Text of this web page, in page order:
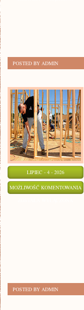
POSTED BY ADMIN
LIPIEC - 4 - 2026
MOŻLIWOŚĆ KOMENTOWANIA
POSTED BY ADMIN